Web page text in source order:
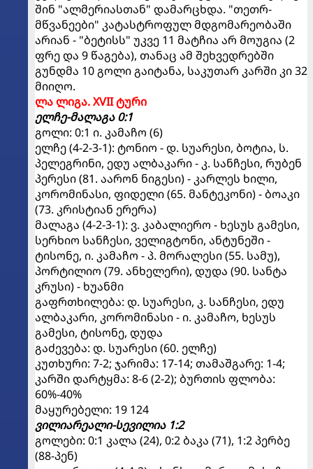
შინ "ალმერიასთან" დამარცხდა. "თეთრ-
მწვანეები" კატასტროფულ მდგომარეობაში
არიან - "ბეტისს" უკვე 11 მატჩია არ მოუგია (2
ფრე და 9 წაგება), თანაც ამ შეხვედრებში
გუნდმა 10 გოლი გაიტანა, საკუთარ კარში კი 32
მიიღო.
ლა ლიგა. XVII ტური
ელჩე-მალაგა 0:1
გოლი: 0:1 ი. კამაჩო (6)
ელჩე (4-2-3-1): ტონიო - დ. სუარესი, ბოტია, ს.
პელეგრინი, ედუ ალბაკარი - კ. სანჩესი, რუბენ
პერესი (81. აარონ ნიგესი) - კარლეს ხილი,
კორომინასი, ფიდელი (65. მანტეკონი) - ბოაკი
(73. კრისტიან ერერა)
მალაგა (4-2-3-1): ვ. კაბალიერო - ხესუს გამესი,
სერხიო სანჩესი, ველიგტონი, ანტუნეში -
ტისონე, ი. კამაჩო - პ. მორალესი (55. სამუ),
პორტილიო (79. ანხელერი), დუდა (90. სანტა
კრუსი) - ხუანმი
გაფრთხილება: დ. სუარესი, კ. სანჩესი, ედუ
ალბაკარი, კორომინასი - ი. კამაჩო, ხესუს
გამესი, ტისონე, დუდა
გაძევება: დ. სუარესი (60. ელჩე)
კუთხური: 7-2; ჯარიმა: 17-14; თამაშგარე: 1-4;
კარში დარტყმა: 8-6 (2-2); ბურთის ფლობა:
60%-40%
მაყურებელი: 19 124
ვილიარეალი-სევილია 1:2
გოლები: 0:1 კალა (24), 0:2 ბაკა (71), 1:2 პერბე
(88-პენ)